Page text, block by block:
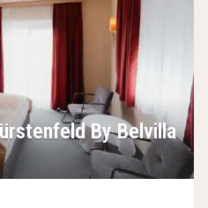
By Belvilla